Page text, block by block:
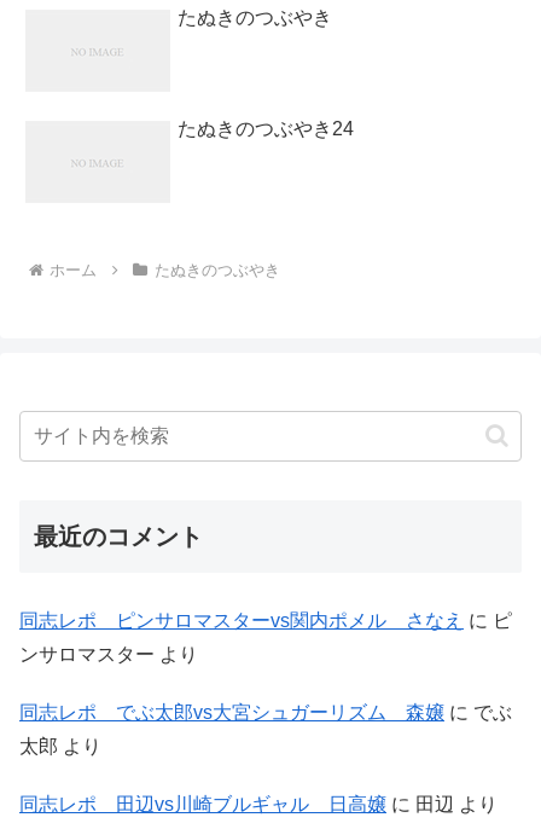
たぬきのつぶやき
たぬきのつぶやき24
ホーム たぬきのつぶやき
最近のコメント
同志レポ ピンサロマスターvs関内ポメル さなえ に ピ
ンサロマスター より
同志レポ でぶ太郎vs大宮シュガーリズム 森嬢 に でぶ
太郎 より
同志レポ 田辺vs川崎ブルギャル 日高嬢 に 田辺 より